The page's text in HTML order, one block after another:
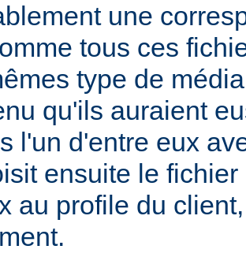
une
tous ces
type de
qu'ils auraient
l'un d'entre eux
ensuite le
au profile du